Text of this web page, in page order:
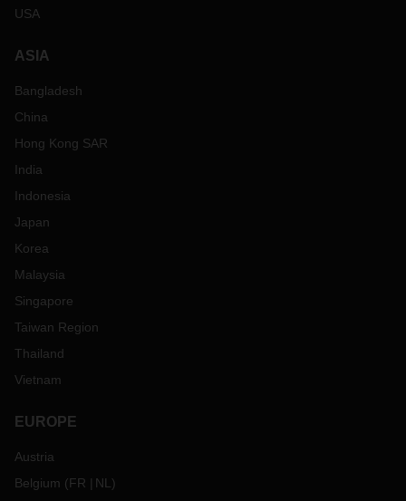
USA
ASIA
Bangladesh
China
Hong Kong SAR
India
Indonesia
Japan
Korea
Malaysia
Singapore
Taiwan Region
Thailand
Vietnam
EUROPE
Austria
Belgium (FR NL )